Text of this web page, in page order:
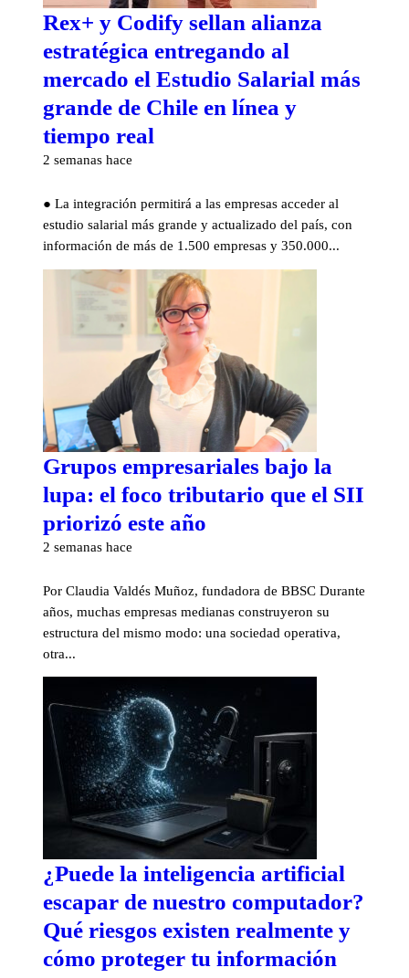
Rex+ y Codify sellan alianza
estratégica entregando al
mercado el Estudio Salarial más
grande de Chile en línea y
tiempo real
2 semanas hace
● La integración permitirá a las empresas acceder al
estudio salarial más grande y actualizado del país, con
información de más de 1.500 empresas y 350.000...
Grupos empresariales bajo la
lupa: el foco tributario que el SII
priorizó este año
2 semanas hace
Por Claudia Valdés Muñoz, fundadora de BBSC Durante
años, muchas empresas medianas construyeron su
estructura del mismo modo: una sociedad operativa,
otra...
¿Puede la inteligencia artificial
escapar de nuestro computador?
Qué riesgos existen realmente y
cómo proteger tu información